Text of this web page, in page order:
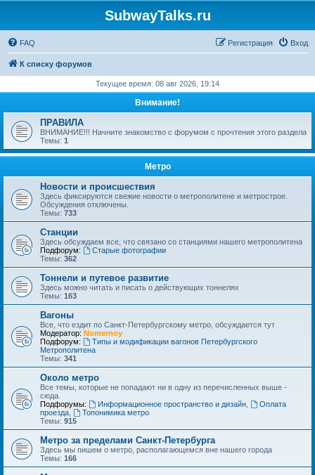
SubwayTalks.ru
FAQ Вход
Регистрация
К списку форумов
Текущее время: 08 авг 2026, 19:14
Внимание!
ПРАВИЛА
ВНИМАНИЕ!!! Начните знакомство с форумом с прочтения этого раздела
Темы: 1
Метро
Новости и происшествия
Здесь фиксируются свежие новости о метрополитене и метрострое.
Обсуждения отключены.
Темы: 733
Станции
Здесь обсуждаем все, что связано со станциями нашего метрополитена
Подфорум:
Старые фотографии
Темы: 362
Тоннели и путевое развитие
Здесь можно читать и писать о действующих тоннелях
Темы: 163
Вагоны
Все, что ездит по Санкт-Петербургскому метро, обсуждается тут
Модератор: Nomernoy
Подфорум:
Типы и модификации вагонов Петербургского
Метрополитена
Темы: 341
Около метро
Все темы, которые не попадают ни в одну из перечисленных выше -
сюда.
Подфорумы:
Информационное пространство и дизайн,
Оплата
проезда
Топонимика метро
Темы: 915
Метро за пределами Санкт-Петербурга
Здесь мы пишем о метро, располагающемся вне нашего города
Темы: 166